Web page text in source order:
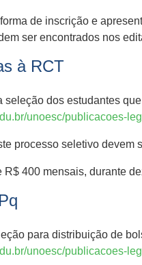
de inscrição e
ser encontrados nos
à RCT
seleção dos estudantes
unoesc/publicacoes-
processo seletivo devem
R$ 400 mensais, durante
para distribuição de
unoesc/publicacoes-